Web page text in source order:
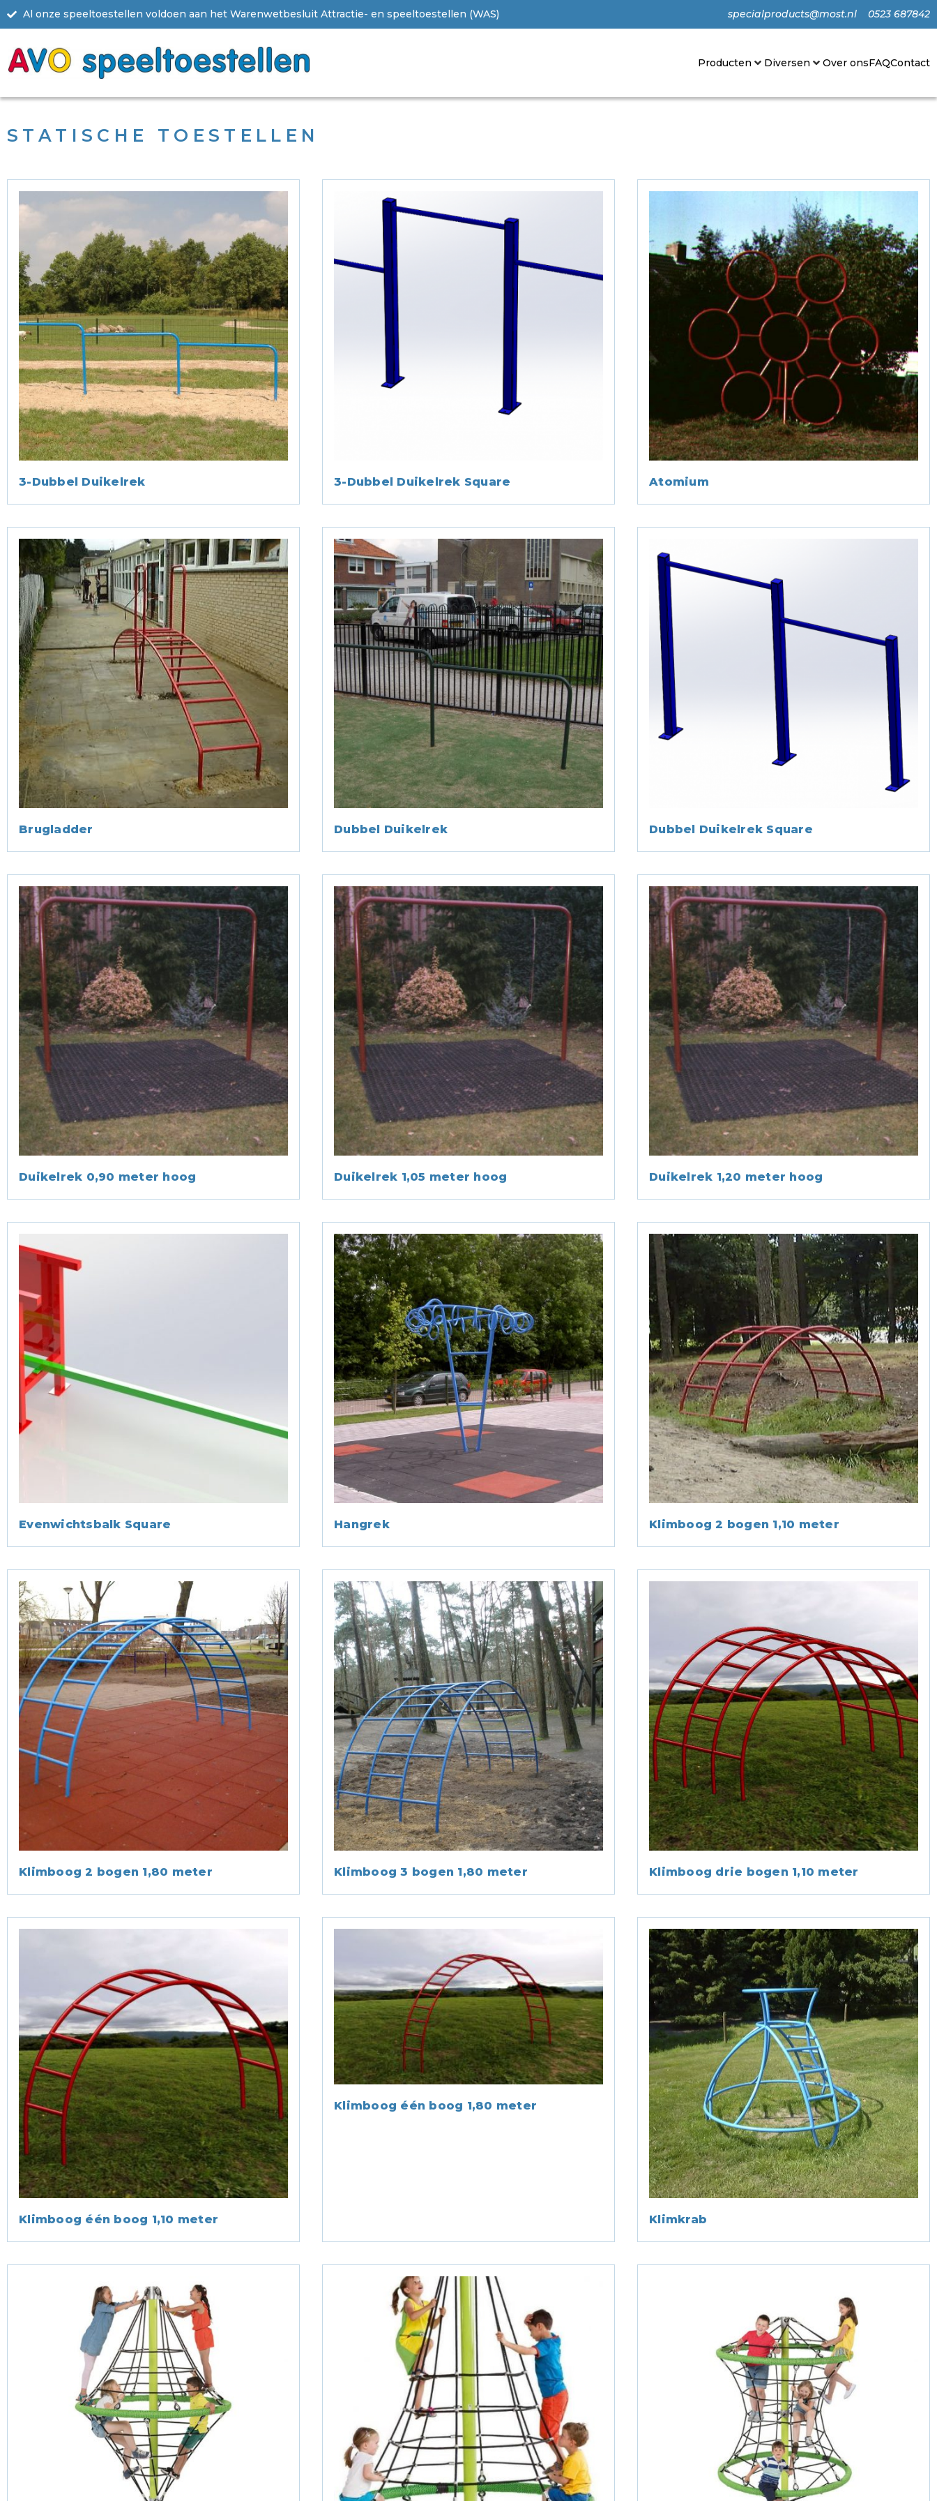
Al onze speeltoestellen voldoen aan het Warenwetbesluit Attractie- en speeltoestellen (WAS) specialproducts@most.nl 0523 687842
Producten Diversen Over onsFAQContact
STATISCHE TOESTELLEN
3-Dubbel Duikelrek 3-Dubbel Duikelrek Square Atomium
Brugladder Dubbel Duikelrek Dubbel Duikelrek Square
Duikelrek 0,90 meter hoog Duikelrek 1,05 meter hoog Duikelrek 1,20 meter hoog
Evenwichtsbalk Square Hangrek Klimboog 2 bogen 1,10 meter
Klimboog 2 bogen 1,80 meter Klimboog 3 bogen 1,80 meter Klimboog drie bogen 1,10 meter
Klimboog één boog 1,10 meter
Klimboog één boog 1,80 meter
Klimkrab